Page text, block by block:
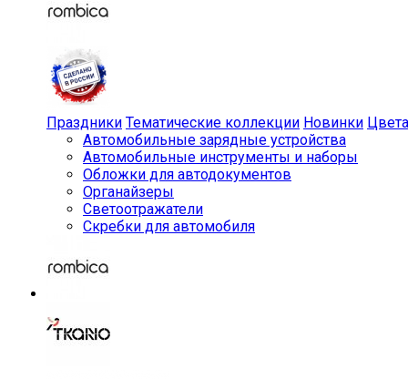
Праздники Тематические коллекции Новинки Цвета
Автомобильные зарядные устройства
Автомобильные инструменты и наборы
Обложки для автодокументов
Органайзеры
Светоотражатели
Скребки для автомобиля